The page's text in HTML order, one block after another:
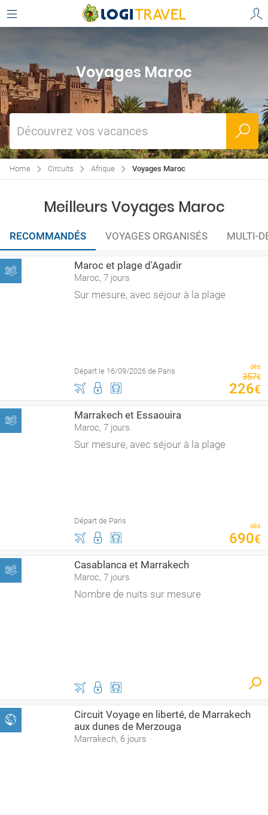
Voyages Maroc
Découvrez vos vacances
Home Circuits Afrique Voyages Maroc
Meilleurs Voyages Maroc
RECOMMANDÉS VOYAGES ORGANISÉS MULTI-
Maroc et plage d'Agadir
Maroc, 7 jours
Sur mesure, avec séjour à la plage
Départ le 16/09/2026 de Paris dès
357€
226€
Marrakech et Essaouira
Maroc, 7 jours
Sur mesure, avec séjour à la plage
Départ de Paris
dès
690€
Casablanca et Marrakech
Maroc, 7 jours
Nombre de nuits sur mesure
Circuit Voyage en liberté, de Marrakech
aux dunes de Merzouga
Marrakech, 6 jours